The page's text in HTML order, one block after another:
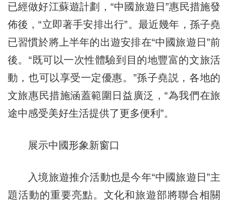
已經做好江蘇遊計劃，“中國旅遊日”惠民措施發
佈後，“立即著手安排出行”。最近幾年，孫子堯
已習慣於將上半年的出遊安排在“中國旅遊日”前
後。“既可以一次性體驗到目的地豐富的文旅活
動，也可以享受一定優惠。”孫子堯説，各地的
文旅惠民措施涵蓋範圍日益廣泛，“為我們在旅
途中感受美好生活提供了更多便利”。
展示中國形象新窗口
入境旅遊推介活動也是今年“中國旅遊日”主
題活動的重要亮點。文化和旅遊部將聯合相關